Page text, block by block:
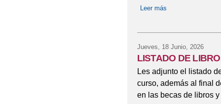
Leer más
Jueves, 18 Junio, 2026
LISTADO DE
Les adjunto el listado
curso, además al final
en las becas de libros